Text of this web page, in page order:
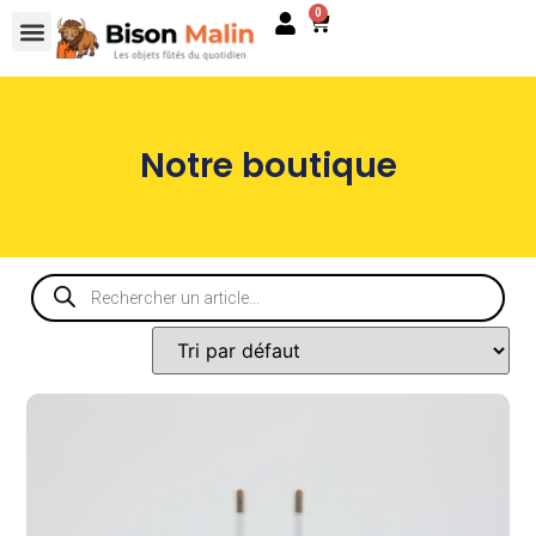
0
Notre boutique